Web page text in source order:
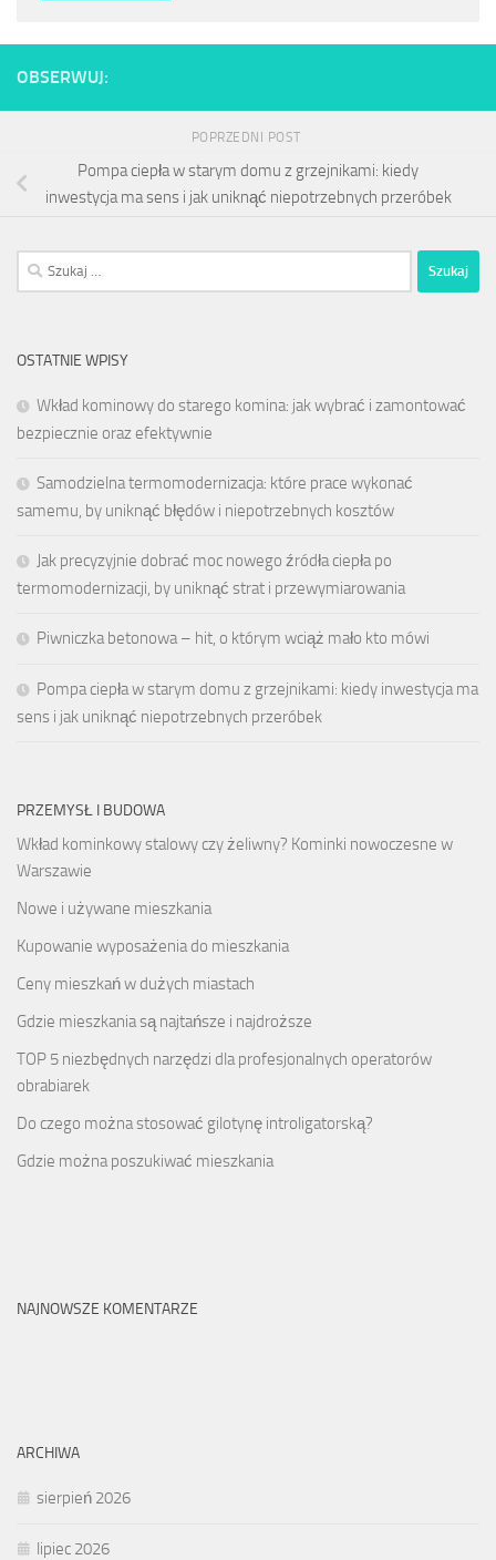
OBSERWUJ:
POPRZEDNI POST
Pompa ciepła w starym domu z grzejnikami: kiedy
inwestycja ma sens i jak uniknąć niepotrzebnych przeróbek
Szukaj:
OSTATNIE WPISY
Wkład kominowy do starego komina: jak wybrać i zamontować
bezpiecznie oraz efektywnie
Samodzielna termomodernizacja: które prace wykonać
samemu, by uniknąć błędów i niepotrzebnych kosztów
Jak precyzyjnie dobrać moc nowego źródła ciepła po
termomodernizacji, by uniknąć strat i przewymiarowania
Piwniczka betonowa – hit, o którym wciąż mało kto mówi
Pompa ciepła w starym domu z grzejnikami: kiedy inwestycja ma
sens i jak uniknąć niepotrzebnych przeróbek
PRZEMYSŁ I BUDOWA
Wkład kominkowy stalowy czy żeliwny? Kominki nowoczesne w
Warszawie
Nowe i używane mieszkania
Kupowanie wyposażenia do mieszkania
Ceny mieszkań w dużych miastach
Gdzie mieszkania są najtańsze i najdroższe
TOP 5 niezbędnych narzędzi dla profesjonalnych operatorów
obrabiarek
Do czego można stosować gilotynę introligatorską?
Gdzie można poszukiwać mieszkania
NAJNOWSZE KOMENTARZE
ARCHIWA
sierpień 2026
lipiec 2026